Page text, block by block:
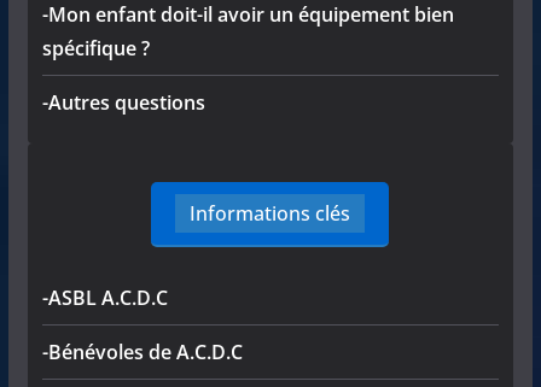
-Mon enfant doit-il avoir un équipement bien
spécifique ?
-Autres questions
Informations clés
-ASBL A.C.D.C
-Bénévoles de A.C.D.C